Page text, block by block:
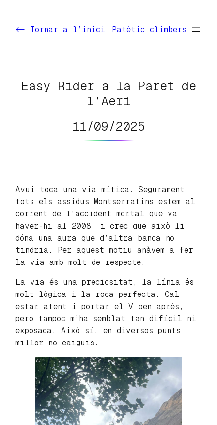
contingut
<- Tornar a l’inici Patètic climbers
Easy Rider a la Paret de
l’Aeri
11/09/2025
Avui toca una via mítica. Segurament
tots els assidus Montserratins estem al
corrent de l’accident mortal que va
haver-hi al 2008, i crec que això li
dóna una aura que d’altra banda no
tindria. Per aquest motiu anàvem a fer
la via amb molt de respecte.
La via és una preciositat, la línia és
molt lògica i la roca perfecta. Cal
estar atent i portar el V ben après,
però tampoc m’ha semblat tan difícil ni
exposada. Això sí, en diversos punts
millor no caiguis.